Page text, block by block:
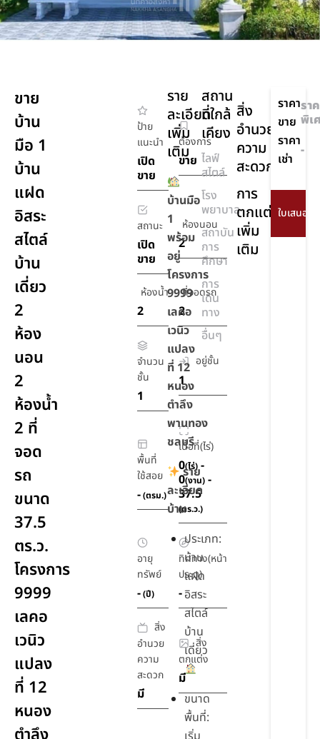
ขาย
บ้าน
มือ 1
บ้าน
แฝด
อิสระ
สไตล์
บ้าน
เดี่ยว
2
ห้อง
นอน
2
ห้องน้ำ
2 ที่
จอด
รถ
ขนาด
37.5
ตร.ว.
โครงการ
9999
เลคอ
เวนิว
แปลง
ที่ 12
หนอง
ป้าย
แนะนำ
เปิด
ขาย
ต้องการ
ขาย
สถานะ
เปิด
ขาย
ห้องนอน
2
ห้องน้ำ
2
ที่จอดรถ
2
จำนวน
ชั้น
1
อยู่ชั้น
1
พื้นที่
ใช้สอย
-(ตรม.)
เนื้อที่(ไร่)
0(ไร่)-
0(งาน) -
37.5
(ตร.ว.)
อายุ
ทรัพย์
-(ปี)
ทิศทาง(หน้า
ประตู)
-
สิ่ง
อำนวย
ความ
สะดวก
มี
สิ่ง
ตกแต่ง
มี
ราย
ละเอียด
เพิ่ม
เติม
บ้านมือ
1
พร้อม
อยู่
โครงการ
9999
เลคอ
เวนิว
แปลง
ที่ 12
หนอง
ตำลึง
พานทอง
ชลบุรี
ราย
ละเอียด
บ้าน
ประเภท:
บ้าน
แฝด
อิสระ
สไตล์
บ้าน
เดี่ยว
ขนาด
พื้นที่:
สถาน
ที่ใกล้
เคียง
ไลฟ์
สไตล์
โรง
พยาบาล
สถาบัน
การ
ศึกษา
การ
เดิน
ทาง
อื่นๆ
สิ่ง
อำนวย
ความ
สะดวก
การ
ตกแต่ง
เพิ่ม
เติม
ราคา
ขาย
รา
พิเ
ราคา
เช่า
-